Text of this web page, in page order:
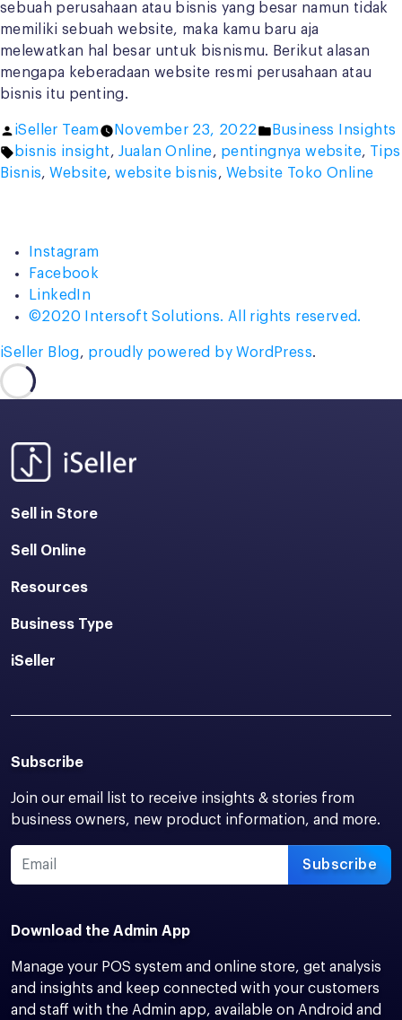
sebuah perusahaan atau bisnis yang besar namun tidak
memiliki sebuah website, maka kamu baru aja
melewatkan hal besar untuk bisnismu. Berikut alasan
mengapa keberadaan website resmi perusahaan atau
bisnis itu penting.
Posted
by
iSeller Team November 23, 2022
Posted
in
Business Insights
Tags:
bisnis insight, Jualan Online, pentingnya website, Tips
Bisnis, Website,website bisnis, Website Toko Online
Instagram
Facebook
LinkedIn
©2020 Intersoft Solutions. All rights reserved.
iSeller Blog, proudly powered by WordPress.
Sell in Store
Sell Online
Resources
Business Type
iSeller
Subscribe
Join our email list to receive insights & stories from
business owners, new product information, and more.
Subscribe
Download the Admin App
Manage your POS system and online store, get analysis
and insights and keep connected with your customers
and staff with the Admin app, available on Android and